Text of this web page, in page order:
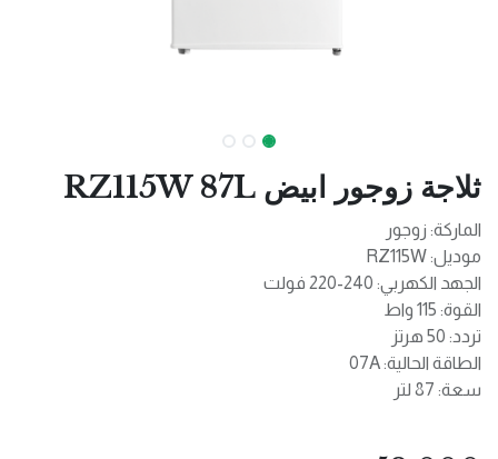
ثلاجة زوجور ابيض RZ115W 87L
الماركة: زوجور
موديل: RZ115W
الجهد الكهربي: 240-220 فولت
القوة: 115 واط
تردد: 50 هرتز
الطاقة الحالية: 07A
سعة: 87 لتر